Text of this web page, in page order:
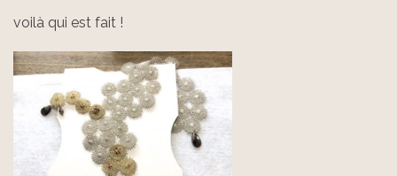
voilà qui est fait !